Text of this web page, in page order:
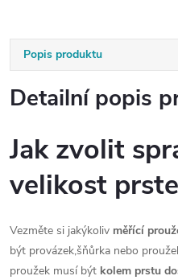
Popis produktu
Detailní popis
Jak zvolit
velikost
Vezměte si jakýkoliv měřící
být provázek,šňůrka nebo
proužek musí být kolem prstu